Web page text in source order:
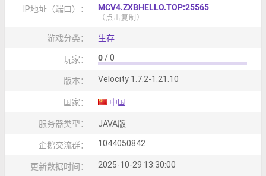
IP地址（端口）： MCV4.ZXBHELLO.TOP:25565
（点击复制）
游戏分类： 生存
玩家： 0/ 0
版本： Velocity 1.7.2-1.21.10
国家： 中国
服务器类型： JAVA版
企鹅交流群： 1044050842
更新数据时间： 2025-10-29 13:30:00